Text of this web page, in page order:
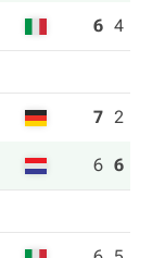
6 4
7 2
6 6